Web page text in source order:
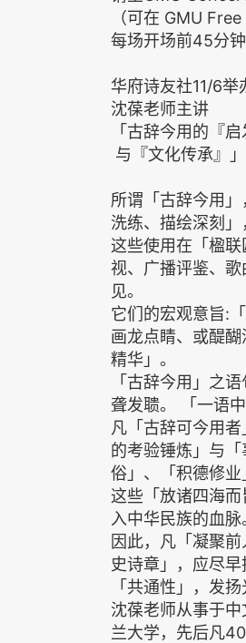
（可在 GMU
每场开场前45分
华府诗友社11/6举
沈葆老师主讲
「古辞今用的『启
与『文化传承』」
所谓「古辞今用
洗练、描绘深刻
这些使用在「楹
视、广播评鉴、
见。
它们的宏观意旨:
画龙点睛、或醍
精华」。
「古辞今用」之
聋发聩。 「一语
凡「古辞可今用
的考验锤炼」与
俗」、「积德修业
这些「放诸四海
入中华民族的血
因此，凡「凝聚
史诗章」，应尽
「共通性」，发
沈葆老师从事于
兰大学，先后凡